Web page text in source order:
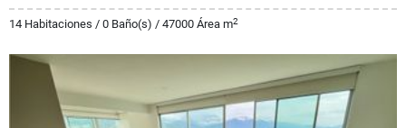
14 Habitaciones / 0 Baño(s) / 47000 Área m2